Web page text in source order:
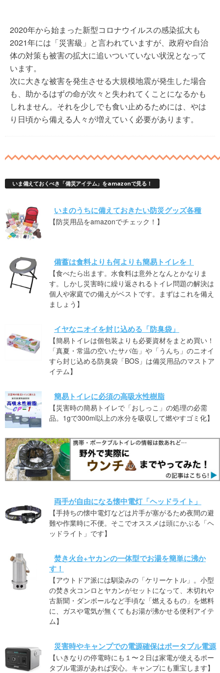
2020年から始まった新型コロナウイルスの感染拡大も
2021年には「災害級」と言われていますが、政府や自治
体の対策も被害の拡大に追いついていない状況となって
います。
次に大きな被害を発生させる大規模地震が発生した場合
も、助かるはずの命が次々と失われてくことになるかも
しれません。それを少しでも食い止めるためには、やは
り日頃から備える人々が増えていく必要があります。
いま備えておくべき「備災アイテム」をamazonで見る！
いまのうちに備えておきたい防災グッズ各種
【防災用品をamazonでチェック！】
備蓄は食料よりも何よりも簡易トイレを！
【食べたら出ます。水食料は意外となんとかなりま
す。しかし災害時に繰り返されるトイレ問題の解決は
個人や家庭での備えがベストです。まずはこれを備え
ましょう】
イヤなニオイを封じ込める「防臭袋」
【簡易トイレは個包装よりも必要資材をまとめ買い！
「真夏・常温の空いたサバ缶」や「うんち」のニオイ
すら封じ込める防臭袋「BOS」は備災用品のマストア
イテム】
簡易トイレに必須の高吸水性樹脂
【災害時の簡易トイレで「おしっこ」の処理の必需
品。1gで300ml以上の水分を吸収して燃やすゴミ化】
両手が自由になる懐中電灯「ヘッドライト」
【手持ちの懐中電灯などは片手が塞がるため夜間の避
難や作業時に不便。そこでオススメは頭にかぶる「ヘ
ッドライト」です】
焚き火台+ヤカンの一体型でお湯を簡単に沸か
す！
【アウトドア派には馴染みの「ケリーケトル」。小型
の焚き火コンロとヤカンがセットになって、木切れや
古新聞・ダンボールなど手頃な「燃えるもの」を燃料
に、ガスや電気が無くてもお湯が沸かせる便利アイテ
ム】
災害時やキャンプでの電源確保はポータブル電源
【いきなりの停電時にも１〜２日は家電が使えるポー
タブル電源があれば安心。キャンプにも重宝します】